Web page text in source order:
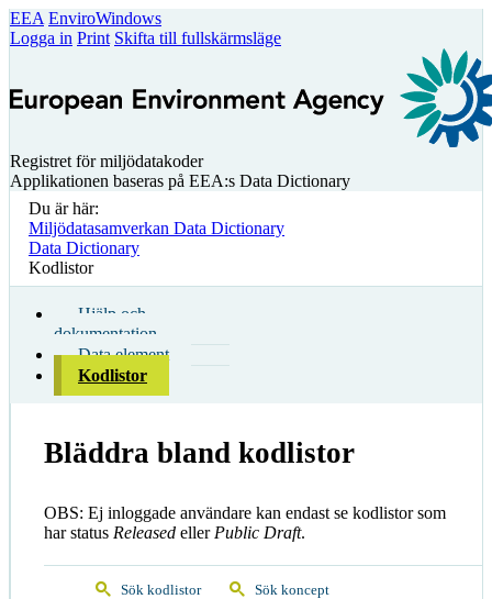
EEA EnviroWindows
Logga in Print Skifta till fullskärmsläge
Registret för miljödatakoder
Applikationen baseras på EEA:s Data Dictionary
Du är här:
Miljödatasamverkan Data Dictionary
Data Dictionary
Kodlistor
Hjälp och
dokumentation
Data element
Kodlistor
Bläddra bland kodlistor
OBS: Ej inloggade användare kan endast se kodlistor som
har status Released eller Public Draft.
Sök kodlistor Sök koncept